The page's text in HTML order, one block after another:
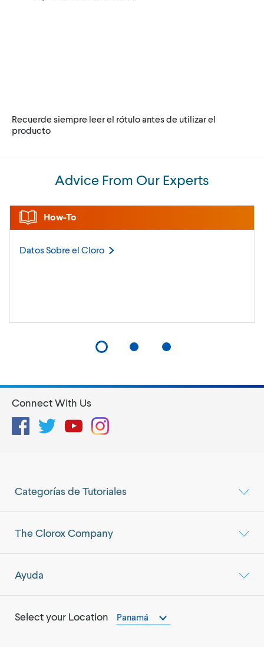
Recuerde siempre leer el rótulo antes de utilizar el
producto
Advice From Our Experts
How-To
Datos Sobre el Cloro
Categorías de Tutoriales
The Clorox Company
Ayuda
Select your Location Panamá
Connect With Us
FacebookTwitterYouTubeInstagram